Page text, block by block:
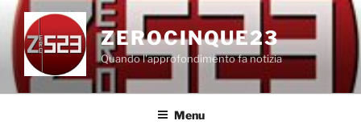
Salta
contenuto
ZEROCINQUE23
Quando l'approfondimento fa notizia
Menu